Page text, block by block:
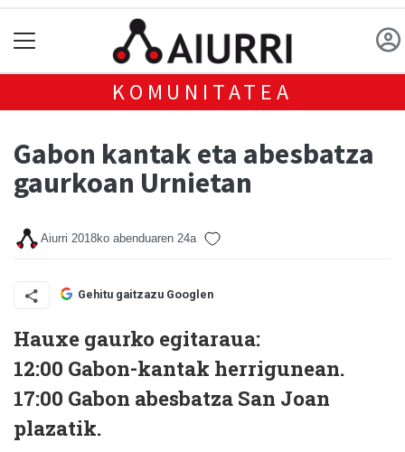
KOMUNITATEA
Gabon kantak eta abesbatza
gaurkoan Urnietan
Aiurri 2018ko abenduaren 24a
Gehitu gaitzazu Googlen
Hauxe gaurko egitaraua:
12:00 Gabon-kantak herrigunean.
17:00 Gabon abesbatza San Joan
plazatik.